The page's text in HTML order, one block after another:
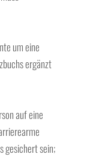
um eine
ergänzt
auf eine
gesichert sein;